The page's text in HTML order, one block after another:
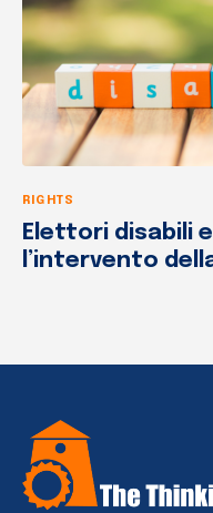
RIGHTS
Elettori disabili
l’intervento